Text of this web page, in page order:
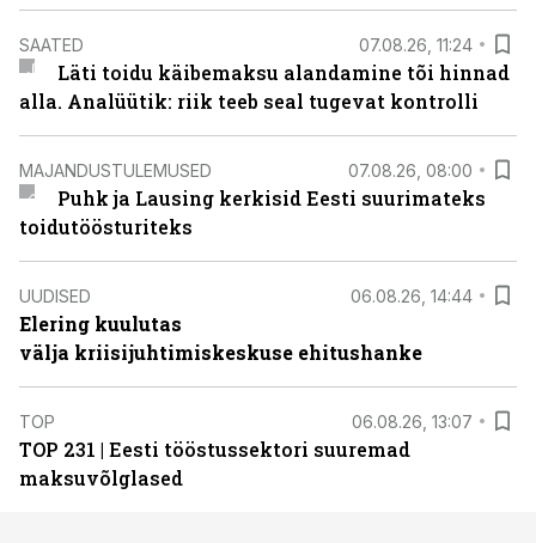
SAATED 07.08.26, 11:24
Läti toidu käibemaksu alandamine tõi hinnad
alla. Analüütik: riik teeb seal tugevat kontrolli
MAJANDUSTULEMUSED 07.08.26, 08:00
Puhk ja Lausing kerkisid Eesti suurimateks
toidutöösturiteks
UUDISED 06.08.26, 14:44
Elering kuulutas
välja kriisijuhtimiskeskuse ehitushanke
TOP 06.08.26, 13:07
TOP 231 | Eesti tööstussektori suuremad
maksuvõlglased